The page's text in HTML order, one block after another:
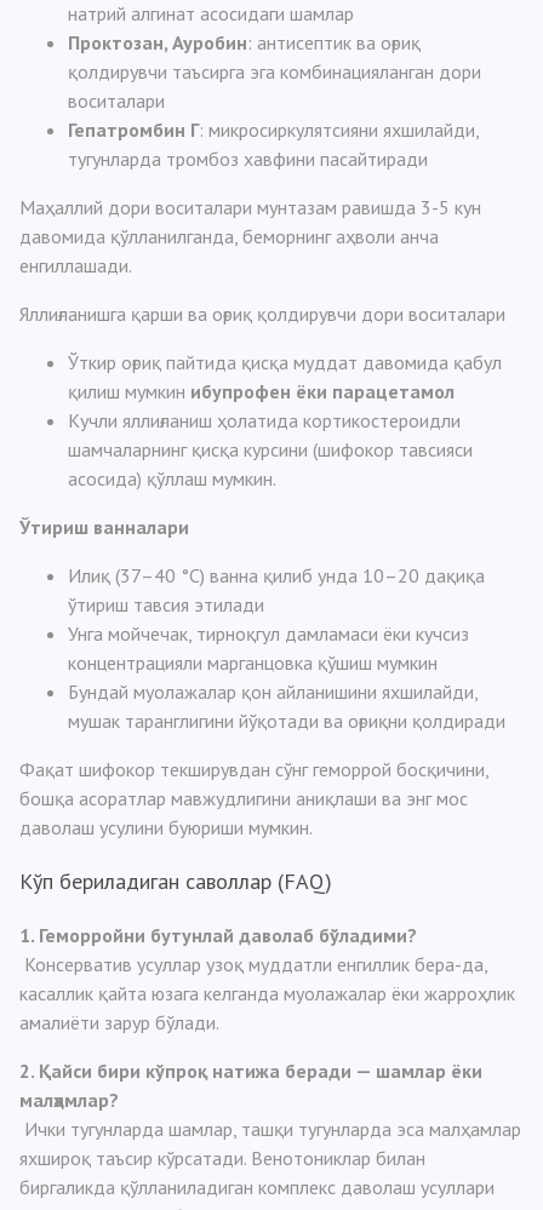
натрий алгинат асосидаги шамлар
Проктозан, Ауробин: антисептик ва оғриқ
қолдирувчи таъсирга эга комбинацияланган дори
воситалари
Гепатромбин Г: микросиркулятсияни яхшилайди,
тугунларда тромбоз хавфини пасайтиради
Маҳаллий дори воситалари мунтазам равишда 3-5 кун
давомида қўлланилганда, беморнинг аҳволи анча
енгиллашади.
Яллиғланишга қарши ва оғриқ қолдирувчи дори воситалари
Ўткир оғриқ пайтида қисқа муддат давомида қабул
қилиш мумкин ибупрофен ёки парацетамол
Кучли яллиғланиш ҳолатида кортикостероидли
шамчаларнинг қисқа курсини (шифокор тавсияси
асосида) қўллаш мумкин.
Ўтириш ванналари
Илиқ (37–40 °C) ванна қилиб унда 10–20 дақиқа
ўтириш тавсия этилади
Унга мойчечак, тирноқгул дамламаси ёки кучсиз
концентрацияли марганцовка қўшиш мумкин
Бундай муолажалар қон айланишини яхшилайди,
мушак таранглигини йўқотади ва оғриқни қолдиради
Фақат шифокор текширувдан сўнг геморрой босқичини,
бошқа асоратлар мавжудлигини аниқлаши ва энг мос
даволаш усулини буюриши мумкин.
Кўп бериладиган саволлар (FAQ)
1. Геморройни бутунлай даволаб бўладими?
Консерватив усуллар узоқ муддатли енгиллик бера-да,
касаллик қайта юзага келганда муолажалар ёки жарроҳлик
амалиёти зарур бўлади.
2. Қайси бири кўпроқ натижа беради — шамлар ёки
малҳамлар?
Ички тугунларда шамлар, ташқи тугунларда эса малҳамлар
яхшироқ таъсир кўрсатади. Венотониклар билан
биргаликда қўлланиладиган комплекс даволаш усуллари